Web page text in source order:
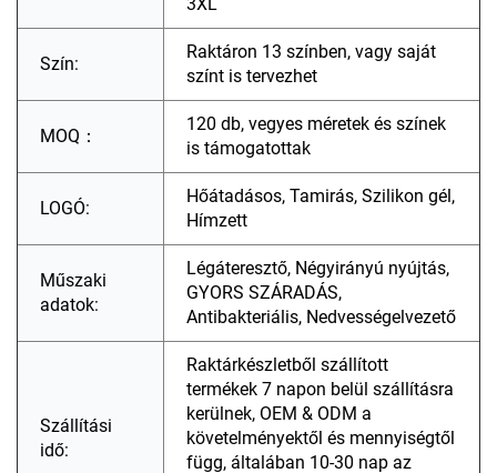
Szín:
Raktáron 13 színben, vagy saját
színt is tervezhet
MOQ：
120 db, vegyes méretek és színek
is támogatottak
LOGÓ:
Hőátadásos, Tamirás, Szilikon gél,
Hímzett
Műszaki
adatok:
Légáteresztő, Négyirányú nyújtás,
GYORS SZÁRADÁS,
Antibakteriális, Nedvességelvezető
Szállítási
idő:
Raktárkészletből szállított
termékek 7 napon belül szállításra
kerülnek, OEM & ODM a
követelményektől és mennyiségtől
függ, általában 10-30 nap az